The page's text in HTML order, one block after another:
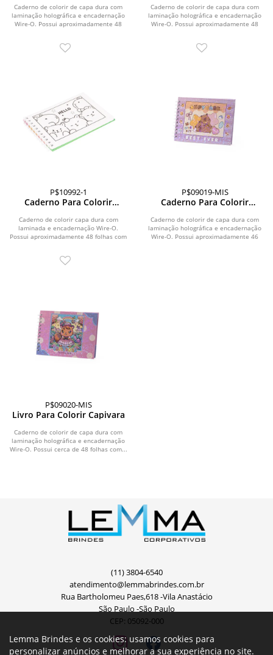
Caderno de colorir de capa dura com
laminação holográfica e encadernação
Wire-O. Possui aproximadamente 48
Caderno de colorir de capa dura com
laminação holográfica e encadernação
Wire-O. Possui aproximadamente 48
P$10992-1
Caderno Para Colorir
Caderno de colorir capa dura com
laminada e encadernação Wire-O.
Possui aproximadamente 48 folhas com
P$09019-MIS
Caderno Para Colorir
Caderno de colorir de capa dura com
laminação holográfica e encadernação
Wire-O. Possui aproximadamente 46
P$09020-MIS
Livro Para Colorir Capivara
Caderno de colorir de capa dura com
laminação holográfica e encadernação
Wire-O. Possui cerca de 48 folhas com...
(11) 3804-6540
atendimento@lemmabrindes.com.br
Rua Bartholomeu Paes,618 -Vila Anastácio
São Paulo -São Paulo
CEP: 05092-000
Lemma Brindes e os cookies: usamos cookies para
personalizar anúncios e melhorar a sua experiência no site.